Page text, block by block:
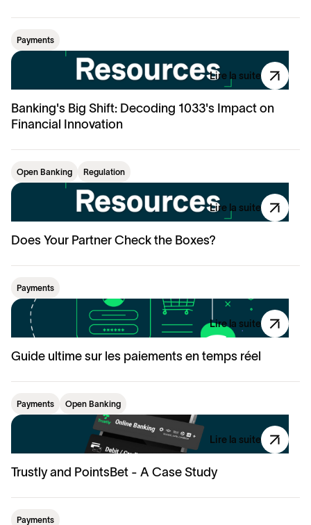
Payments
Lire la suite
Banking's Big Shift: Decoding 1033's Impact on
Financial Innovation
Open Banking Regulation
Lire la suite
Does Your Partner Check the Boxes?
Payments
Lire la suite
Guide ultime sur les paiements en temps réel
Payments Open Banking
Lire la suite
Trustly and PointsBet - A Case Study
Payments